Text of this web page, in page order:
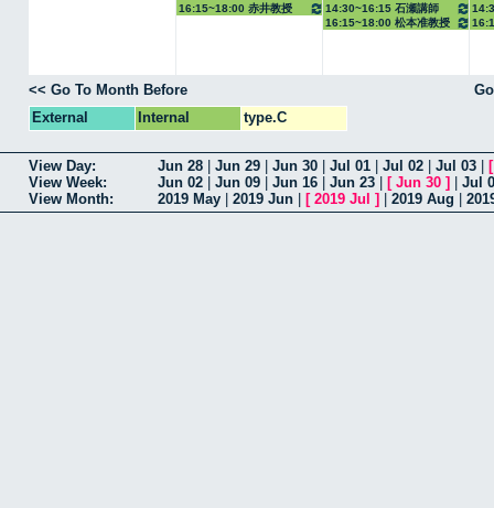
16:15~18:00 赤井教授
14:30~16:15 石瀬講師
16:15~18:00 松本准教授
<< Go To Month Before
External
Internal type.C
View Day: Jun 28 Jun 29 Jun 30 Jul 01 Jul 02 Jul 03
View Week:
Jun 02 Jun 09 Jun 16 Jun 23 [ Jun 30 ]
Jul
View Month:
2019 May 2019 Jun [ 2019 Jul ] 2019 Aug